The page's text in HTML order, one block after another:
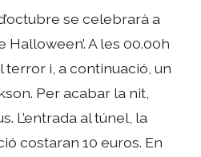
se celebrarà a
Halloween’. A les 00.00h
terror i, a continuació, un
Per acabar la nit,
L’entrada al túnel, la
costaran 10 euros. En